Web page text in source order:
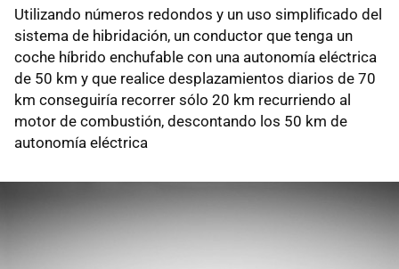
Utilizando números redondos y un uso simplificado del
sistema de hibridación, un conductor que tenga un
coche híbrido enchufable con una autonomía eléctrica
de 50 km y que realice desplazamientos diarios de 70
km conseguiría recorrer sólo 20 km recurriendo al
motor de combustión, descontando los 50 km de
autonomía eléctrica